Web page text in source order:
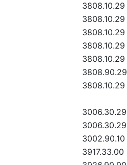
3808.10.29
3808.10.29
3808.10.29
3808.10.29
3808.10.29
3808.90.29
3808.10.29
3006.30.29
3006.30.29
3002.90.10
3917.33.00